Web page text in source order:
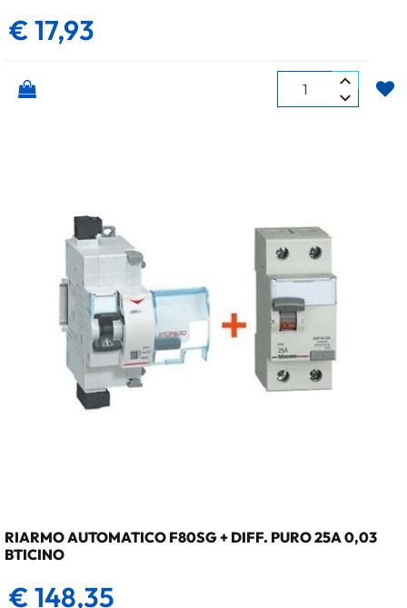
€ 17,93
Quantità
RIARMO AUTOMATICO F80SG + DIFF. PURO 25A 0,03
BTICINO
€ 148,35